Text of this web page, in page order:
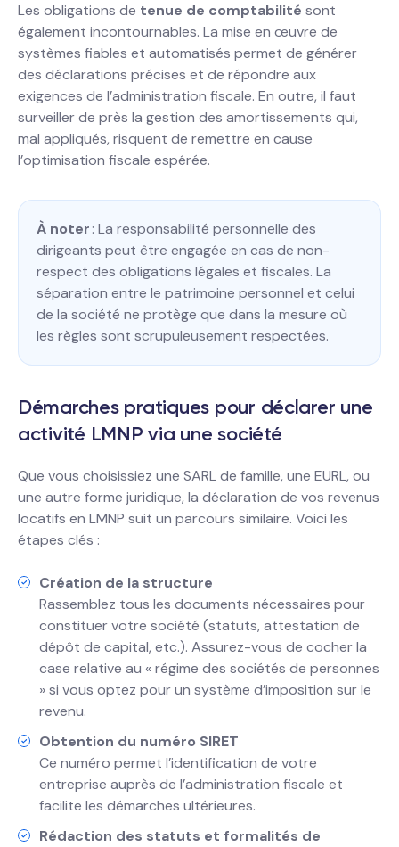
Les obligations de tenue de comptabilité sont
également incontournables. La mise en œuvre de
systèmes fiables et automatisés permet de générer
des déclarations précises et de répondre aux
exigences de l’administration fiscale. En outre, il faut
surveiller de près la gestion des amortissements qui,
mal appliqués, risquent de remettre en cause
l’optimisation fiscale espérée.
À noter: La responsabilité personnelle des
dirigeants peut être engagée en cas de non-
respect des obligations légales et fiscales. La
séparation entre le patrimoine personnel et celui
de la société ne protège que dans la mesure où
les règles sont scrupuleusement respectées.
Démarches pratiques pour déclarer une
activité LMNP via une société
Que vous choisissiez une SARL de famille, une EURL, ou
une autre forme juridique, la déclaration de vos revenus
locatifs en LMNP suit un parcours similaire. Voici les
étapes clés :
Création de la structure
Rassemblez tous les documents nécessaires pour
constituer votre société (statuts, attestation de
dépôt de capital, etc.). Assurez-vous de cocher la
case relative au « régime des sociétés de personnes
» si vous optez pour un système d’imposition sur le
revenu.
Obtention du numéro SIRET
Ce numéro permet l’identification de votre
entreprise auprès de l’administration fiscale et
facilite les démarches ultérieures.
Rédaction des statuts et formalités de